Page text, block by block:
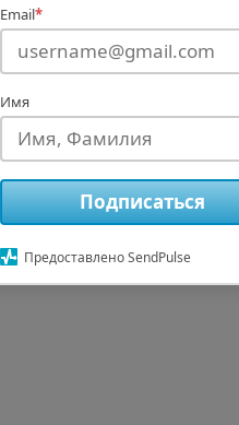
Email*
Имя
Подписаться
Предоставлено SendPulse